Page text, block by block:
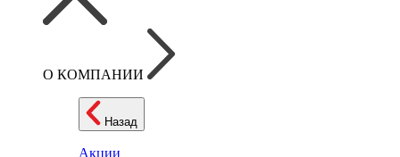
О КОМПАНИИ
Назад
Акции